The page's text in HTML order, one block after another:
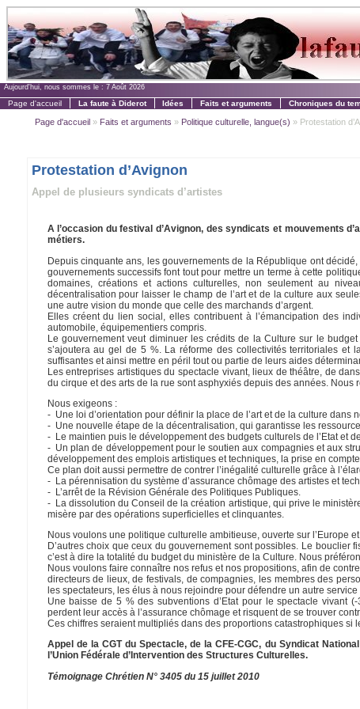
Aujourd'hui, nous sommes le : 7 Août 2026
Page d'accueil La faute à Diderot Idées Faits et arguments Chroniques du
Page d'accueil» Faits et arguments » Politique culturelle, langue(s) » Protestation
Protestation d’Avignon
Appel de plusieurs syndicats d’artistes
A l’occasion du festival d’Avignon, des syndicats et mouvements
métiers.
Depuis cinquante ans, les gouvernements de la République ont
gouvernements successifs font tout pour mettre un terme à cette
domaines, créations et actions culturelles, non seulement au
décentralisation pour laisser le champ de l’art et de la culture aux
une autre vision du monde que celle des marchands d’argent.
Elles créent du lien social, elles contribuent à l’émancipation des
automobile, équipementiers compris.
Le gouvernement veut diminuer les crédits de la Culture sur le
s’ajoutera au gel de 5 %. La réforme des collectivités territoriales
suffisantes et ainsi mettre en péril tout ou partie de leurs aides
Les entreprises artistiques du spectacle vivant, lieux de théâtre, de
du cirque et des arts de la rue sont asphyxiés depuis des années. Nous
Nous exigeons :
- Une loi d’orientation pour définir la place de l’art et de la culture dans
- Une nouvelle étape de la décentralisation, qui garantisse les
- Le maintien puis le développement des budgets culturels de l’Etat et
- Un plan de développement pour le soutien aux compagnies et aux
développement des emplois artistiques et techniques, la prise en
Ce plan doit aussi permettre de contrer l’inégalité culturelle grâce à
- La pérennisation du système d’assurance chômage des artistes et
- L’arrêt de la Révision Générale des Politiques Publiques.
- La dissolution du Conseil de la création artistique, qui prive le
misère par des opérations superficielles et clinquantes.
Nous voulons une politique culturelle ambitieuse, ouverte sur l’Europe
D’autres choix que ceux du gouvernement sont possibles. Le bouclier
c’est à dire la totalité du budget du ministère de la Culture. Nous
Nous voulons faire connaître nos refus et nos propositions, afin de
directeurs de lieux, de festivals, de compagnies, les membres des
les spectateurs, les élus à nous rejoindre pour défendre un autre
Une baisse de 5 % des subventions d’Etat pour le spectacle vivant
perdent leur accès à l’assurance chômage et risquent de se trouver
Ces chiffres seraient multipliés dans des proportions catastrophiques
Appel de la CGT du Spectacle, de la CFE-CGC, du Syndicat
l’Union Fédérale d’Intervention des Structures Culturelles.
Témoignage Chrétien N° 3405 du 15 juillet 2010